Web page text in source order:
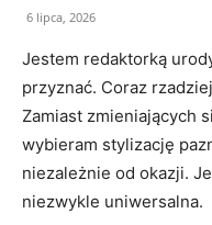
6 lipca, 2026
Jestem redaktorką
przyznać. Coraz
Zamiast zmieniających
wybieram stylizację
niezależnie od okazji.
niezwykle uniwersalna.